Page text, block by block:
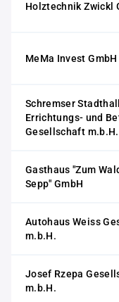
Holztechnik Zwickl
MeMa Invest GmbH
Schremser
Errichtungs- und
Gesellschaft m.b.H.
Gasthaus "Zum
Sepp" GmbH
Autohaus Weiss
m.b.H.
Josef Rzepa
m.b.H.